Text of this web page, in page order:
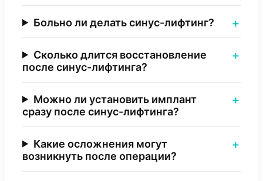
Больно ли делать синус-лифтинг?
Сколько длится восстановление
после синус-лифтинга?
Можно ли установить имплант
сразу после синус-лифтинга?
Какие осложнения могут
возникнуть после операции?